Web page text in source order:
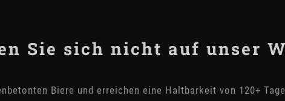
Sie sich nicht auf unser
Biere und erreichen eine Haltbarkeit von 120+